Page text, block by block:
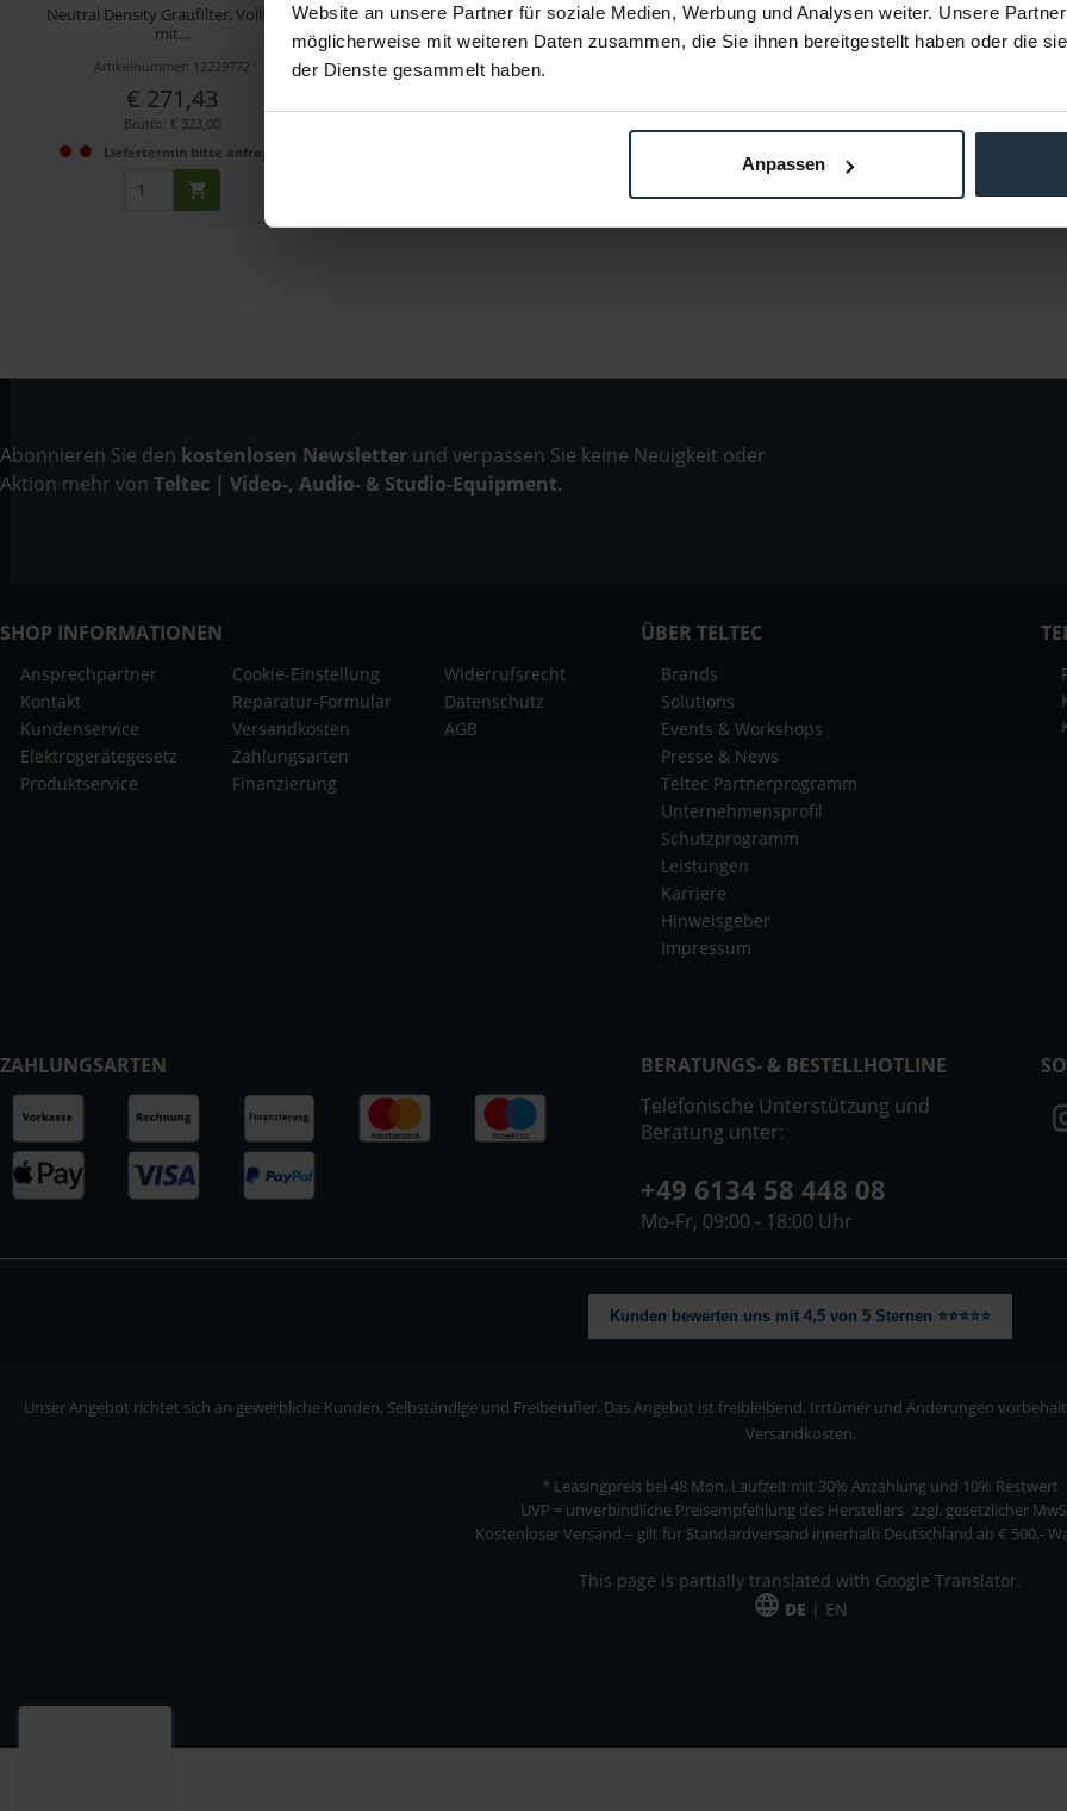
Website an unsere Partner für soziale Medien, Werbung und Analysen weiter. Unsere
möglicherweise mit weiteren Daten zusammen, die Sie ihnen bereitgestellt haben oder die
der Dienste gesammelt haben.
Anpassen
Neutral Density Graufilter, Vollfarbe
mit...
Artikelnummer: 12229772
€ 271,43
Brutto: € 323,00
Liefertermin bitte anfragen
4X5,65 Digital Diffusion 2 Filter
Artikelnummer: 12258563
Low Contrast Filter zum reduzieren des
Kontrasts
Abonnieren Sie den kostenlosen Newsletter und verpassen Sie keine Neuigkeit oder
Aktion mehr von Teltec | Video-, Audio- & Studio-Equipment.
SHOP INFORMATIONEN
Ansprechpartner
Kontakt
Kundenservice
Elektrogerätegesetz
Produktservice
Cookie-Einstellung
Reparatur-Formular
Versandkosten
Zahlungsarten
Finanzierung
Widerrufsrecht
Datenschutz
AGB
ÜBER TELTEC
Brands
Solutions
Events & Workshops
Presse & News
Teltec Partnerprogramm
Unternehmensprofil
Schutzprogramm
Leistungen
Karriere
Hinweisgeber
Impressum
ZAHLUNGSARTEN
BERATUNGS- & BESTELLHOTLINE
Telefonische Unterstützung und
Beratung unter:
+49 6134 58 448 08
Mo-Fr, 09:00 - 18:00 Uhr
Kunden bewerten uns mit 4,5 von 5 Sternen ⭐⭐⭐⭐⭐
Unser Angebot richtet sich an gewerbliche Kunden, Selbständige und Freiberufler. Das Angebot ist freibleibend. Irrtümer und Änderungen
Versandkosten.
* Leasingpreis bei 48 Mon. Laufzeit mit 30% Anzahlung und 10% Restwert
UVP = unverbindliche Preisempfehlung des Herstellers zzgl. gesetzlicher
Kostenloser Versand – gilt für Standardversand innerhalb Deutschland ab € 500,-
This page is partially translated with Google Translator.
DE | EN